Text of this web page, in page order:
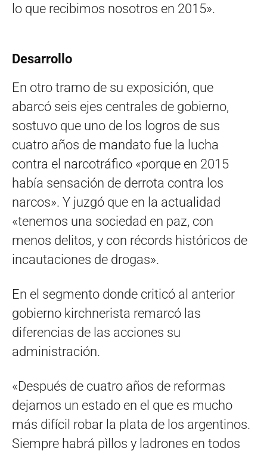
lo que recibimos nosotros en 2015».
Desarrollo
En otro tramo de su exposición, que
abarcó seis ejes centrales de gobierno,
sostuvo que uno de los logros de sus
cuatro años de mandato fue la lucha
contra el narcotráfico «porque en 2015
había sensación de derrota contra los
narcos». Y juzgó que en la actualidad
«tenemos una sociedad en paz, con
menos delitos, y con récords históricos de
incautaciones de drogas».
En el segmento donde criticó al anterior
gobierno kirchnerista remarcó las
diferencias de las acciones su
administración.
«Después de cuatro años de reformas
dejamos un estado en el que es mucho
más difícil robar la plata de los argentinos.
Siempre habrá pìllos y ladrones en todos